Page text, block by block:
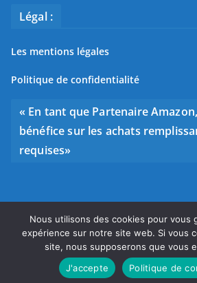
Légal :
Les mentions légales
Politique de confidentialité
« En tant que Partenaire
bénéfice sur les achats
requises»
Copyright © 2026 Bien choisir sa
réservés.
ColorMagpar ThemeGrill.
Nous utilisons des cookies pour vous
expérience sur notre site web. Si vous
site, nous supposerons que vous
J'accepte
Politique de